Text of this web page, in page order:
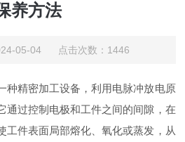
养方法
05-04 点击次数：1446
精密加工设备，利用电脉冲放电原
通过控制电极和工件之间的间隙，在
工件表面局部熔化、氧化或蒸发，从